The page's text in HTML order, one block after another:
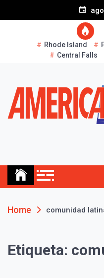
Rhode Island
Central Falls
Home comunidad
Etiqueta: